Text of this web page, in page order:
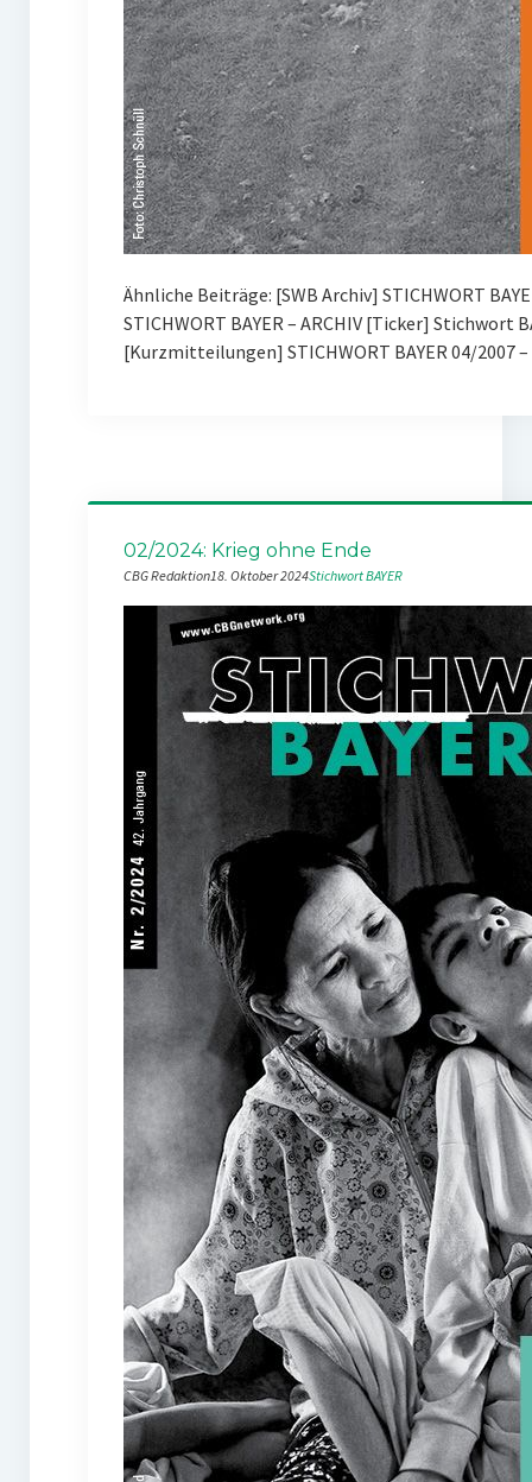
Ähnliche Beiträge: [SWB Archiv] STICHWORT
STICHWORT BAYER – ARCHIV [Ticker] Stichwort
[Kurzmitteilungen] STICHWORT BAYER 04/2007
02/2024: Krieg ohne Ende
CBG Redaktion18. Oktober 2024Stichwort BAYER